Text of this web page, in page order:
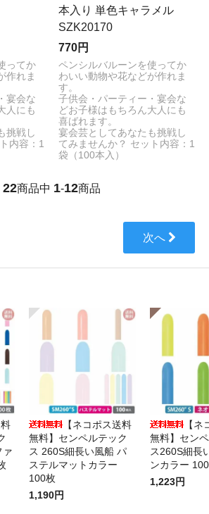
ってか
作れま
宴会な
人にも
挑戦し
内容：1
本入り 単色キャラメル
SZK20170
770円
ペンシルバルーンを使ってか
わいい動物や花などが作れま
す。
子供会・パーティー・宴会な
どお子様はもちろん大人にも
喜ばれます。
宴会芸としてあなたも挑戦し
てみませんか？ セット内容：1
袋（100本入）
22商品中 1-12商品
次へ
ァ
【ネコポス送料
無料】センペルテック
ス 260S細長い風船 パ
ステルマットカラー
100枚
1,190円
【
無料】セン
ス260S細長
ンカラー
1,223円